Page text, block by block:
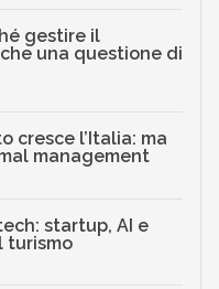
gestire il
una questione di
cresce l’Italia: ma
management
startup, AI e
turismo